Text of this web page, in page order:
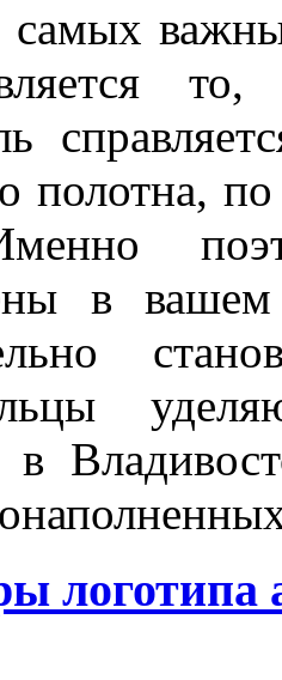
то,
полотна,
в
в
логотипа